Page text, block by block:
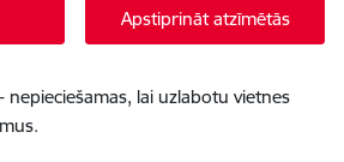
Apstiprināt atzīmētās
nepieciešamas, lai uzlabotu vietnes